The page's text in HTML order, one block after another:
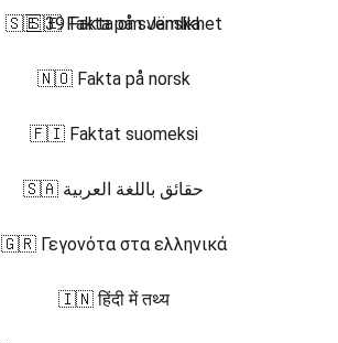
🇸🇪 39 Fakta om Jämlikhet
🇸🇪 Fakta på svenska
🇳🇴 Fakta på norsk
🇫🇮 Faktat suomeksi
🇸🇦 حقائق باللغة العربية
🇬🇷 Γεγονότα στα ελληνικά
🇮🇳 हिंदी में तथ्य